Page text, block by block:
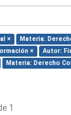
× Materia:
×
Autor:
Materia: Derecho
1